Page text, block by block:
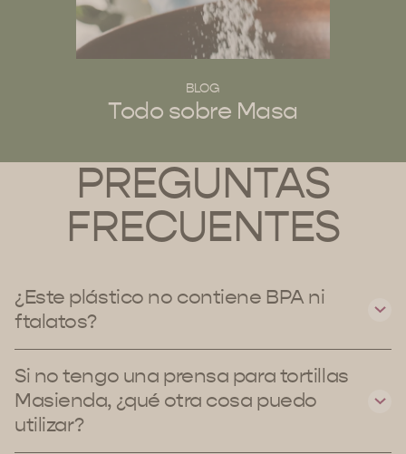
BLOG
Todo sobre Masa
PREGUNTAS
FRECUENTES
¿Este plástico no contiene BPA ni
ftalatos?
Si no tengo una prensa para tortillas
Masienda, ¿qué otra cosa puedo
utilizar?